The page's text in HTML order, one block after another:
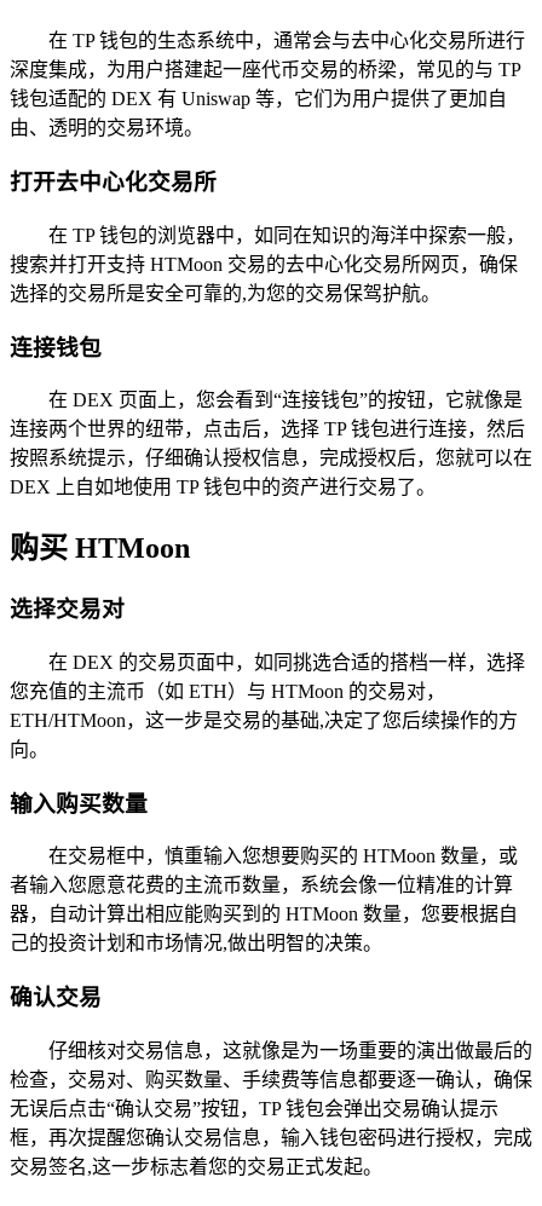
在 TP 钱包的生态系统中，通常会与去中心化交易所进行
深度集成，为用户搭建起一座代币交易的桥梁，常见的与 TP
钱包适配的 DEX 有 Uniswap 等，它们为用户提供了更加自
由、透明的交易环境。
打开去中心化交易所
在 TP 钱包的浏览器中，如同在知识的海洋中探索一般，
搜索并打开支持 HTMoon 交易的去中心化交易所网页，确保
选择的交易所是安全可靠的,为您的交易保驾护航。
连接钱包
在 DEX 页面上，您会看到“连接钱包”的按钮，它就像是
连接两个世界的纽带，点击后，选择 TP 钱包进行连接，然后
按照系统提示，仔细确认授权信息，完成授权后，您就可以在
DEX 上自如地使用 TP 钱包中的资产进行交易了。
购买 HTMoon
选择交易对
在 DEX 的交易页面中，如同挑选合适的搭档一样，选择
您充值的主流币（如 ETH）与 HTMoon 的交易对，
ETH/HTMoon，这一步是交易的基础,决定了您后续操作的方
向。
输入购买数量
在交易框中，慎重输入您想要购买的 HTMoon 数量，或
者输入您愿意花费的主流币数量，系统会像一位精准的计算
器，自动计算出相应能购买到的 HTMoon 数量，您要根据自
己的投资计划和市场情况,做出明智的决策。
确认交易
仔细核对交易信息，这就像是为一场重要的演出做最后的
检查，交易对、购买数量、手续费等信息都要逐一确认，确保
无误后点击“确认交易”按钮，TP 钱包会弹出交易确认提示
框，再次提醒您确认交易信息，输入钱包密码进行授权，完成
交易签名,这一步标志着您的交易正式发起。